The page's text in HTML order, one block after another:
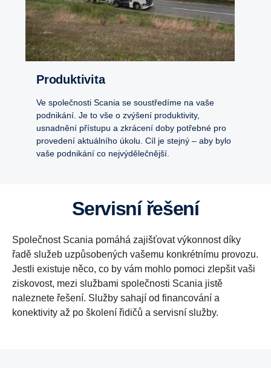
Produktivita
Ve společnosti Scania se soustředíme na vaše
podnikání. Je to vše o zvýšení produktivity,
usnadnění přístupu a zkrácení doby potřebné pro
provedení aktuálního úkolu. Cíl je stejný – aby bylo
vaše podnikání co nejvýdělečnější.
Servisní řešení
Společnost Scania pomáhá zajišťovat výkonnost díky
řadě služeb uzpůsobených vašemu konkrétnímu provozu.
Jestli existuje něco, co by vám mohlo pomoci zlepšit vaši
ziskovost, mezi službami společnosti Scania jistě
naleznete řešení. Služby sahají od financování a
konektivity až po školení řidičů a servisní služby.